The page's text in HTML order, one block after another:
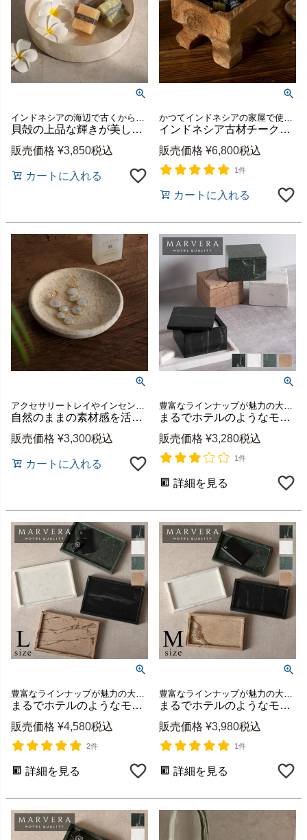
貝殻の上品な輝きが美しい リゾート感漂う、カピスシェルトレイ[14351]
販売価格 ¥3,850税込
カートに入れる
インドネシア古材チークの 小物入れオブジェ [14333]
販売価格 ¥6,800税込
1件
カートに入れる
自然のままの素材感を活かしたプリミティブなサンドストーントレイ[14331]
販売価格 ¥3,300税込
カートに入れる
まるでホテルのようなモダンで上品な空間に格上げできるシンプルで洗練された天然大理石の蓋付き小物入れケース【MARVERA-マーヴェラ】[34661]
販売価格 ¥3,280税込
1件
詳細を見る
まるでホテルのようなモダンで上品な空間に格上げできるシンプルで洗練された天然大理石の小物入れトレー【MARVERA-マーヴェラ】トレイLサイズ [34656]
販売価格 ¥4,580税込
2件
詳細を見る
まるでホテルのようなモダンで上品な空間に格上げできるシンプルで洗練された天然大理石の小物入れトレー【MARVERA-マーヴェラ】トレイMサイズ [34654]
販売価格 ¥3,980税込
1件
詳細を見る